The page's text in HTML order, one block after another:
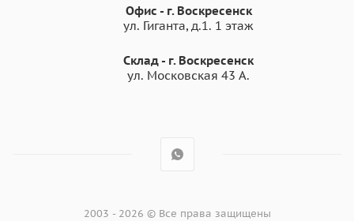
Офис - г. Воскресенск
ул. Гиганта, д.1. 1 этаж
Склад - г. Воскресенск
ул. Московская 43 А.
2003 - 2026 © Все права защищены